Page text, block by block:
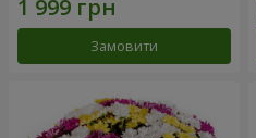
Замовити